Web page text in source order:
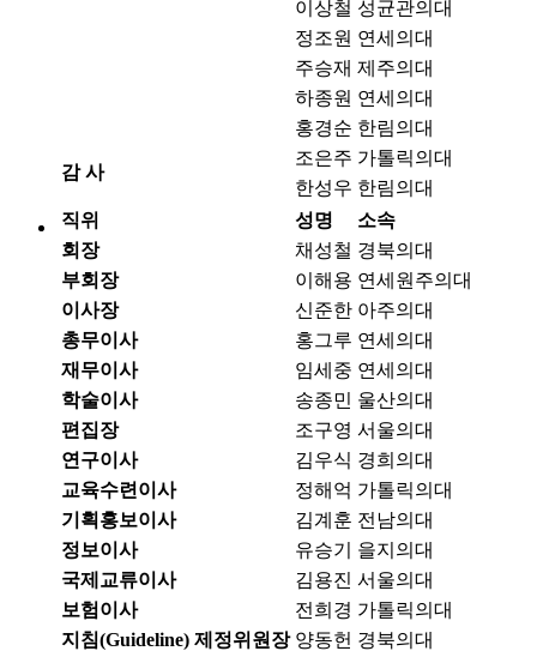
이상철 성균관의대
정조원 연세의대
주승재 제주의대
하종원 연세의대
홍경순 한림의대
감 사
조은주 가톨릭의대
한성우 한림의대
직위
성명
소속
회장
채성철 경북의대
부회장
이해용 연세원주의대
이사장
신준한 아주의대
총무이사
홍그루 연세의대
재무이사
임세중 연세의대
학술이사
송종민 울산의대
편집장
조구영 서울의대
연구이사
김우식 경희의대
교육수련이사
정해억 가톨릭의대
기획홍보이사
김계훈 전남의대
정보이사
유승기
을지의대
국제교류이사
김용진 서울의대
보험이사
전희경 가톨릭의대
지침(Guideline) 제정위원장 양동헌 경북의대